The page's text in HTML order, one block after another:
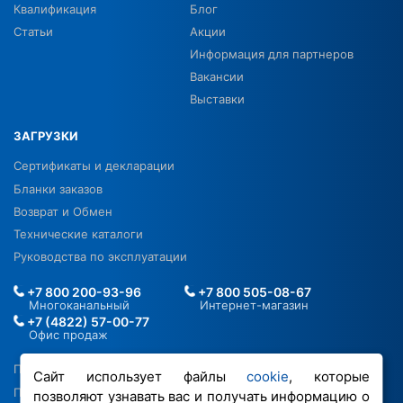
Сайт использует файлыcookie, которые
позволяют узнавать вас и получать информацию о
Квалификация
Статьи
Блог
Акции
Информация для партнеров
Вакансии
Выставки
ЗАГРУЗКИ
Сертификаты и декларации
Бланки заказов
Возврат и Обмен
Технические каталоги
Руководства по эксплуатации
Политика в отношении ПДН
Политика обработки файлов cookie
+7 800 200-93-96
Многоканальный
+7 800 505-08-67
Интернет-магазин
+7 (4822) 57-00-77
Офис продаж